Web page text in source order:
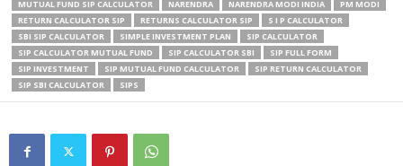
MUTUAL FUND SIP CALCULATOR
NARENDRA NARENDRA MODI INDIA
PM MODI
RETURN CALCULATOR SIP
RETURNS CALCULATOR SIP
S I P CALCULATOR
SBI SIP CALCULATOR
SIMPLE INVESTMENT PLAN
SIP CALCULATOR
SIP CALCULATOR MUTUAL FUND
SIP CALCULATOR SBI
SIP FULL FORM
SIP INVESTMENT
SIP MUTUAL FUND CALCULATOR
SIP RETURN CALCULATOR
SIP SBI CALCULATOR
SIPS